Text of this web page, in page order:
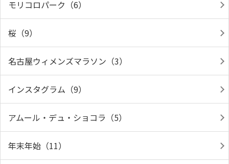
モリコロパーク（6）
桜（9）
名古屋ウィメンズマラソン（3）
インスタグラム（9）
アムール・デュ・ショコラ（5）
年末年始（11）